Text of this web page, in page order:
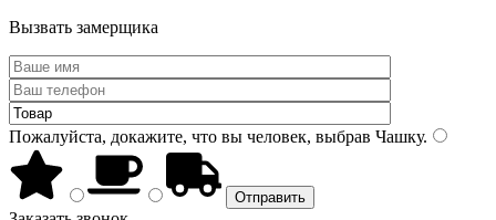
Вызвать замерщика
Пожалуйста, докажите, что вы человек, выбрав Чашку.